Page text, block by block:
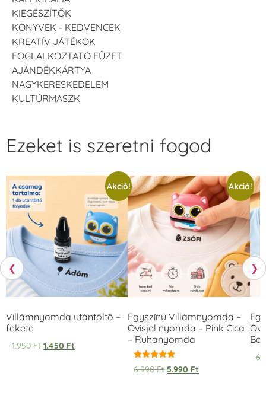
KIEGÉSZÍTŐK
KÖNYVEK - KEDVENCEK
KREATÍV JÁTÉKOK
FOGLALKOZTATÓ FÜZET
AJÁNDÉKKÁRTYA
NAGYKERESKEDELEM
KULTÚRMASZK
❮
Ezeket is szeretni fogod
Akció!
Villámnyomda utántöltő –
fekete
1.950Ft 1.450 Ft
Akció!
Egyszínű Villámnyomda –
Ovisjel nyomda – Pink Cica
– Ruhanyomda
Értékelés:
5.00
6.990Ft 5.990 Ft
❯